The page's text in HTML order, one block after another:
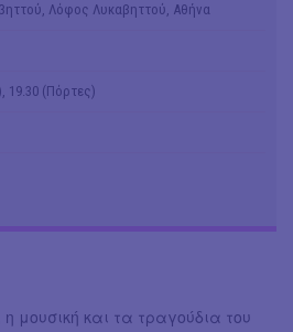
Λόφος Λυκαβηττού, Αθήνα
19.30 (Πόρτες)
η μουσική και τα τραγούδια του